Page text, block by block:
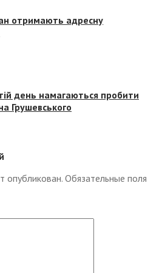
отримають адресну
день намагаються пробити
Грушевського
опубликован. Обязательные поля